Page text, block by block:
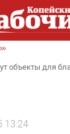
объекты для
13:24